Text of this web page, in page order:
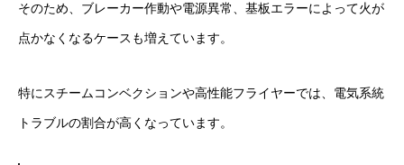
そのため、ブレーカー作動や電源異常、基板エラーによって火が
点かなくなるケースも増えています。
特にスチームコンベクションや高性能フライヤーでは、電気系統
トラブルの割合が高くなっています。